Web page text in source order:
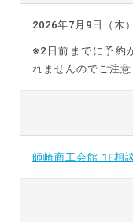
2026年7月9日（木
※2日前までに予約
れませんのでご注意
師崎商工会館 1F相